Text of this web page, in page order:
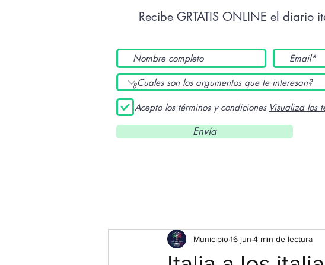
Recibe GRTATIS ONLINE el diario
Acepto los términos y condiciones Visualiza los
Envía
Municipio16 jun 4 min de lectura